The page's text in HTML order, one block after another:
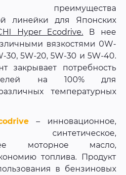
преимущества
линейки для Японских
Hyper Ecodrive. В нее
вязкостями 0W-
30, 5W-20, 5W-30 и 5W-40.
закрывает потребность
на 100% для
температурных
– инновационное,
моторное масло,
топлива. Продукт
в бензиновых